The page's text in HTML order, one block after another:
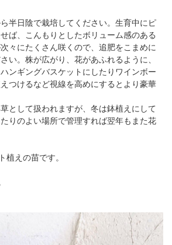
半日陰で栽培してください。生育中にピ
ば、こんもりとしたボリューム感のある
々にたくさん咲くので、追肥をこまめに
い。株が広がり、花があふれるように、
ンギングバスケットにしたりワインボー
つけるなど視線を高めにするとより豪華
として扱われますが、冬は鉢植えにして
りのよい場所で管理すれば翌年もまた花
植えの苗です。